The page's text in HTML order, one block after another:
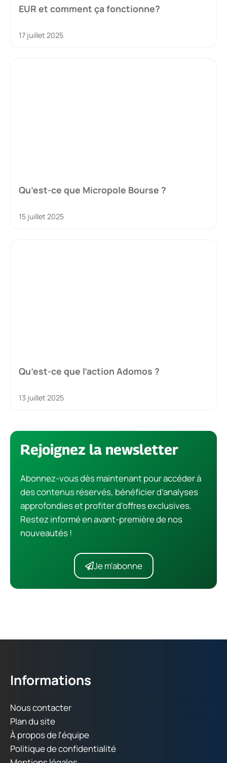
EUR et comment ça fonctionne?
17 juillet 2025
Qu’est-ce que Micropole Bourse ?
15 juillet 2025
Qu’est-ce que l’action Adomos ?
13 juillet 2025
Rejoignez la newsletter
Abonnez-vous dès maintenant pour accéder à
des contenus réservés, bénéficier d’analyses
approfondies et profiter d’offres exclusives.
Restez informé en avant-première de nos
nouveautés !
Je m'abonne
Informations
Nous contacter
Plan du site
À propos de l'équipe
Politique de confidentialité